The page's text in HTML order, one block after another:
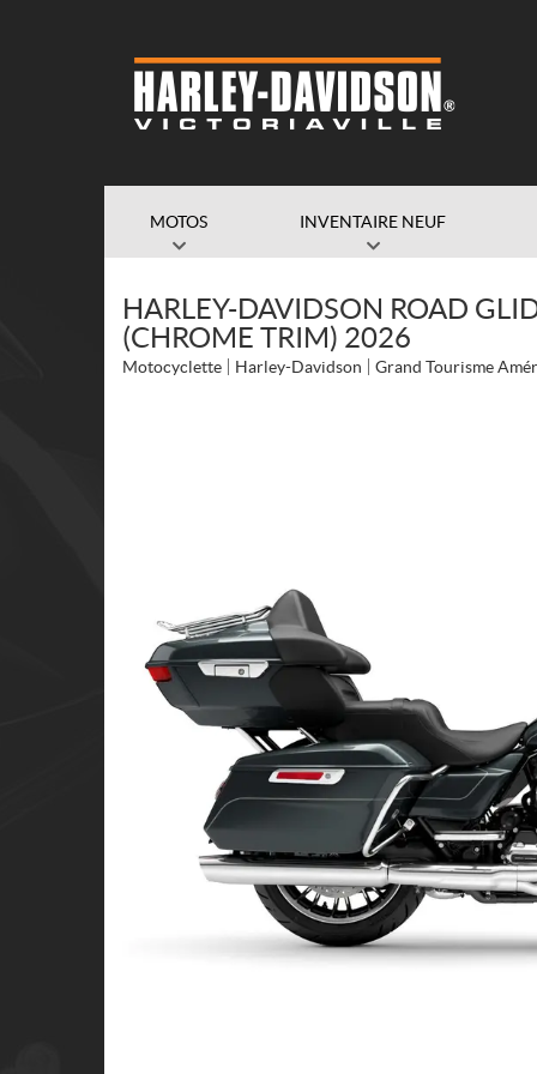
MOTOS INVENTAIRE NEUF
HARLEY-DAVIDSON ROAD
(CHROME TRIM) 2026
Motocyclette Harley-Davidson Grand Tourisme